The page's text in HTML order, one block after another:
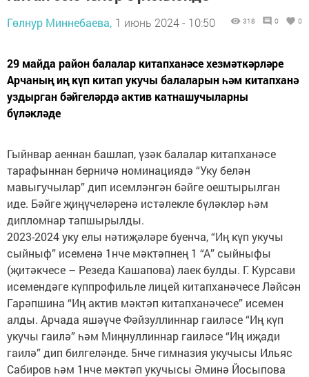
Гөлнур Миннебаева, 1 июнь 2024 - 10:50 318 0 0
29 майда район балалар китапханәсе хезмәткәрләре
Арчаның иң күп китап укучы балаларын һәм китапханә
уздырган бәйгеләрдә актив катнашучыларны
бүләкләде
Гыйнвар аеннан башлап, үзәк балалар китапханәсе
тарафыннан берничә номинациядә “Уку белән
мавыгучылар” дип исемләнгән бәйге оештырылган
иде. Бәйге җиңүчеләренә истәлекле бүләкләр һәм
дипломнар тапшырылды.
2023-2024 уку елы нәтиҗәләре буенча, “Иң күп укучы
сыйныф” исеменә 1нче мәктәпнең 1 “А” сыйныфы
(җитәкчесе – Резеда Кашапова) лаек булды. Г. Курсави
исемендәге күппрофильле лицей китапханәчесе Ләйсән
Гарәпшина “Иң актив мәктәп китапханәчесе” исемен
алды. Арчада яшәүче Фәйзуллиннар гаиләсе “Иң күп
укучы гаилә” һәм Миңнуллиннар гаиләсе “Иң иҗади
гаилә” дип билгеләнде. 5нче гимназия укучысы Ильяс
Сабиров һәм 1нче мәктәп укучысы Әминә Йосыпова